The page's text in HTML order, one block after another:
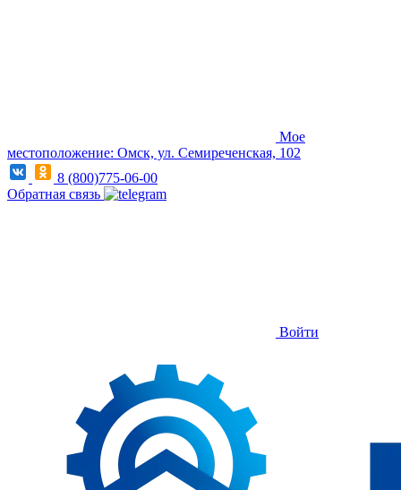
Мое
местоположение: Омск, ул. Семиреченская, 102
8 (800)775-06-00
Обратная связь
Войти